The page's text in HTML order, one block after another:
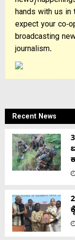
hands with us in
expect your co-
broadcasting
journalism.
Recent News